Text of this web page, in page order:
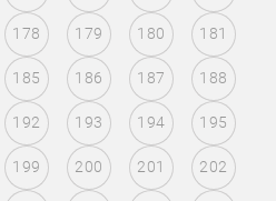
178 179 180 181
185 186 187 188
192 193 194 195
199 200 201 202